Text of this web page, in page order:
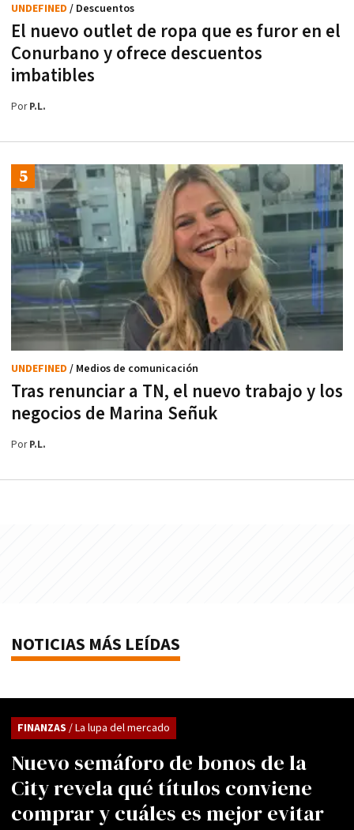
El nuevo outlet de ropa que es furor en el
Conurbano y ofrece descuentos
imbatibles
UNDEFINED / Descuentos
PorP.L.
Tras renunciar a TN, el nuevo trabajo y los
negocios de Marina Señuk
UNDEFINED / Medios de comunicación
PorP.L.
NOTICIAS MÁS LEÍDAS
Nuevo semáforo de bonos de la
City revela qué títulos conviene
comprar y cuáles es mejor evitar
FINANZAS / La lupa del mercado